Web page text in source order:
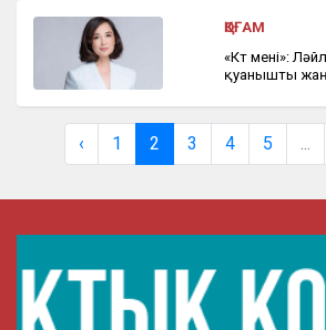
ҚОҒАМ
«Күт мені»:
қуанышты
‹ 1 2 3 4 5 ...